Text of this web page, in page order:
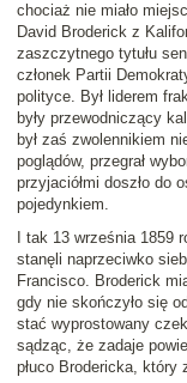
chociaż nie miało
David Broderick z
zaszczytnego tytułu
członek Partii
polityce. Był liderem
były przewodniczący
był zaś zwolennikiem
poglądów, przegrał
przyjaciółmi doszło do
pojedynkiem.
I tak 13 września 1859
stanęli naprzeciwko
Francisco. Broderick
gdy nie skończyło się
stać wyprostowany
sądząc, że zadaje
płuco Brodericka, który